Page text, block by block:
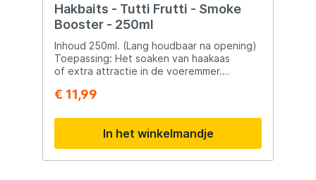
Hakbaits - Tutti Frutti - Smoke
Booster - 250ml
Inhoud 250ml. (Lang houdbaar na opening)
Toepassing: Het soaken van haakaas
of extra attractie in de voeremmer.
watertemperaturen een
je visplek een onweerstaanbare wolk aan
wateroplosbare attractieve stoffen.
Gemaakt met natuurlijke ingrediënten en
flavours. PVA vriendelijk. Gebruik: De fles
€ 11,99
In het winkelmandje